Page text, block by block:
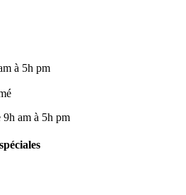
à 5h pm
am à 5h pm